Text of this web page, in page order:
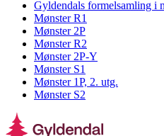
Gyldendals formelsamling i
Mønster R1
Mønster 2P
Mønster R2
Mønster 2P-Y
Mønster S1
Mønster 1P, 2. utg.
Mønster S2